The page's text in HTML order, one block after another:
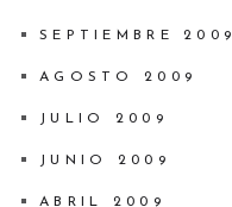
SEPTIEMBRE 2009
AGOSTO 2009
JULIO 2009
JUNIO 2009
ABRIL 2009